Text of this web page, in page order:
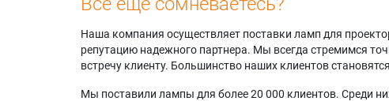
Наша компания осуществляет поставки ламп для
репутацию надежного партнера. Мы всегда стремимся
встречу клиенту. Большинство наших клиентов
Мы поставили лампы для более 20 000 клиентов. Среди